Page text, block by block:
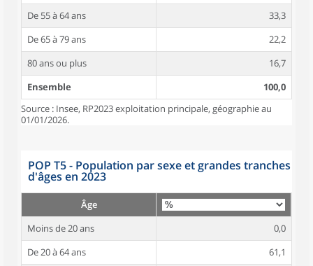
De 55 à 64 ans
33,3
De 65 à 79 ans
22,2
80 ans ou plus
16,7
Ensemble
100,0
Source : Insee, RP2023 exploitation principale, géographie au
01/01/2026.
POP T5 - Population par sexe et grandes tranches
d'âges en 2023
Âge
Moins de 20 ans
0,0
De 20 à 64 ans
61,1